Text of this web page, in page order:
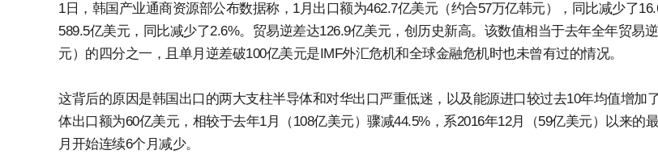
1日，韩国产业通商资源部公布数据称，1月出口额为462.7亿美元（约合57万亿韩元），同比减少了
589.5亿美元，同比减少了2.6%。贸易逆差达126.9亿美元，创历史新高。该数值相当于去年全年贸易
元）的四分之一，且单月逆差破100亿美元是IMF外汇危机和全球金融危机时也未曾有过的情况。
这背后的原因是韩国出口的两大支柱半导体和对华出口严重低迷，以及能源进口较过去10年均值增加
体出口额为60亿美元，相较于去年1月（108亿美元）骤减44.5%，系2016年12月（59亿美元）以来的
月开始连续6个月减少。